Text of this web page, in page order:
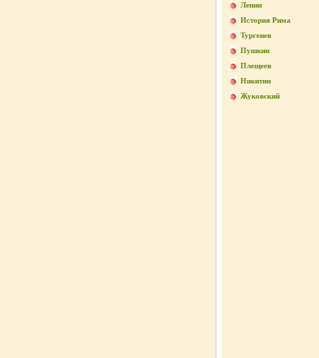
Ленин
История Рима
Тургенев
Пушкин
Плещеев
Никитин
Жуковский